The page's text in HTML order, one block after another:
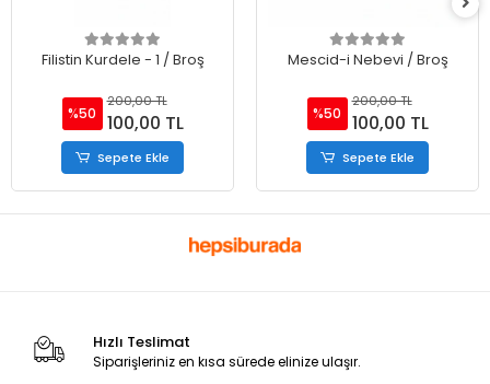
Filistin Kurdele - 1 / Broş
%50
200,00 TL
100,00 TL
Sepete Ekle
Mescid-i Nebevi / Broş
%50
200,00 TL
100,00 TL
Sepete Ekle
Hızlı Teslimat
Siparişleriniz en kısa sürede elinize ulaşır.